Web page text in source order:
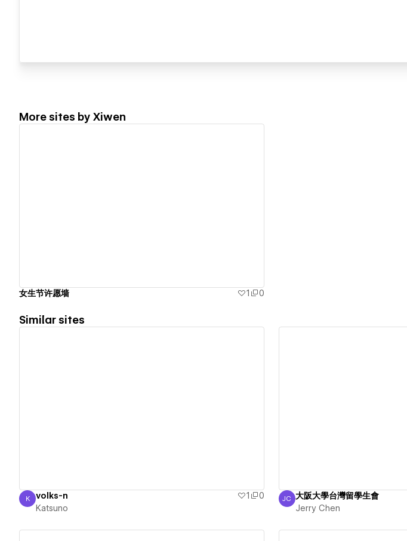
More sites by Xiwen
女生节许愿墙 1 0
Similar sites
Katsuno
K volks-n 1
0
Katsuno
Jerry Chen
JC 大阪大學台灣留學生會
Jerry Chen